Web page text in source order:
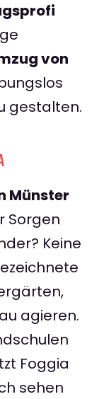
von
gestalten.
Münster
Sorgen
Keine
agieren.
Foggia
sehen